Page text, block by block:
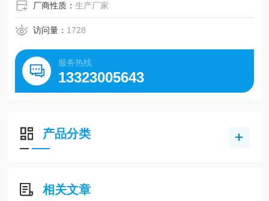
厂商性质：生产厂家
访问量： 1728
服务热线
13323005643
产品分类
相关文章